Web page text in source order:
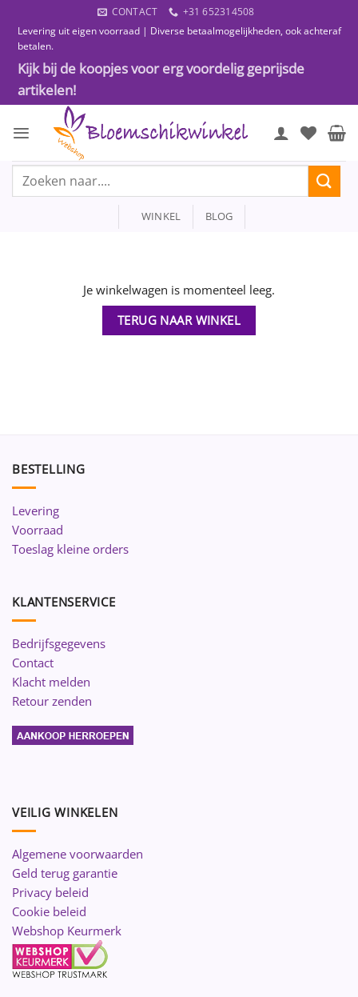
naar
inhoud
CONTACT
+31 652314508
Levering uit eigen voorraad | Diverse betaalmogelijkheden, ook achteraf
betalen.
Kijk bij de koopjes voor erg voordelig geprijsde
artikelen!
Zoeken
WINKEL BLOG
Je winkelwagen is momenteel leeg.
TERUG NAAR WINKEL
BESTELLING
Levering
Voorraad
Toeslag kleine orders
KLANTENSERVICE
Bedrijfsgegevens
Contact
Klacht melden
Retour zenden
VEILIG WINKELEN
Algemene voorwaarden
Geld terug garantie
Privacy beleid
Cookie beleid
Webshop Keurmerk